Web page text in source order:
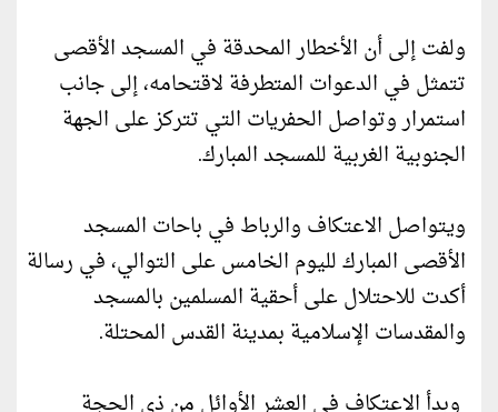
ولفت إلى أن الأخطار المحدقة في المسجد الأقصى
تتمثل في الدعوات المتطرفة لاقتحامه، إلى جانب
استمرار وتواصل الحفريات التي تتركز على الجهة
الجنوبية الغربية للمسجد المبارك.
ويتواصل الاعتكاف والرباط في باحات المسجد
الأقصى المبارك لليوم الخامس على التوالي، في رسالة
أكدت للاحتلال على أحقية المسلمين بالمسجد
والمقدسات الإسلامية بمدينة القدس المحتلة.